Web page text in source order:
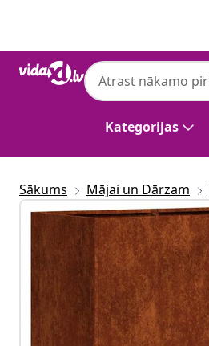
Kategorijas
Sākums Mājai un Dārzam